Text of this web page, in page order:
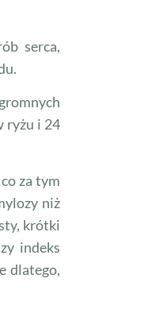
serca,
ryżu i 24
za tym
niż
krótki
indeks
dlatego,